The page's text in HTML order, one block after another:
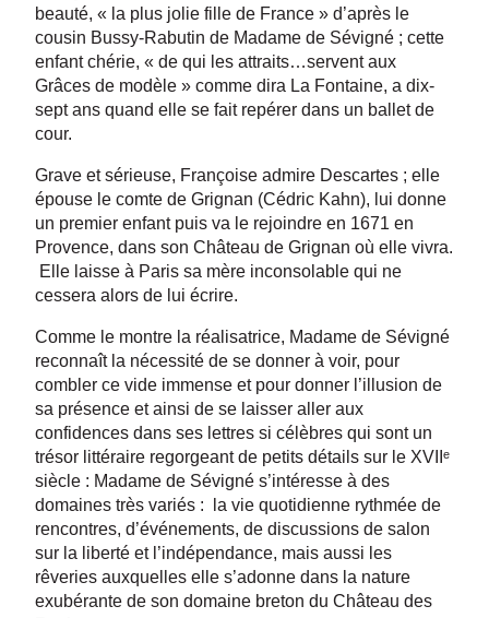
beauté, « la plus jolie fille de France » d’après le
cousin Bussy-Rabutin de Madame de Sévigné ; cette
enfant chérie, « de qui les attraits…servent aux
Grâces de modèle » comme dira La Fontaine, a dix-
sept ans quand elle se fait repérer dans un ballet de
cour.
Grave et sérieuse, Françoise admire Descartes ; elle
épouse le comte de Grignan (Cédric Kahn), lui donne
un premier enfant puis va le rejoindre en 1671 en
Provence, dans son Château de Grignan où elle vivra.
Elle laisse à Paris sa mère inconsolable qui ne
cessera alors de lui écrire.
Comme le montre la réalisatrice, Madame de Sévigné
reconnaît la nécessité de se donner à voir, pour
combler ce vide immense et pour donner l’illusion de
sa présence et ainsi de se laisser aller aux
confidences dans ses lettres si célèbres qui sont un
trésor littéraire regorgeant de petits détails sur le XVIIᵉ
siècle : Madame de Sévigné s’intéresse à des
domaines très variés : la vie quotidienne rythmée de
rencontres, d’événements, de discussions de salon
sur la liberté et l’indépendance, mais aussi les
rêveries auxquelles elle s’adonne dans la nature
exubérante de son domaine breton du Château des